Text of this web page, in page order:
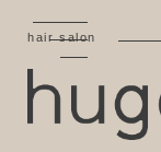
hair salon